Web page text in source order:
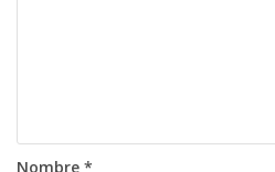
Nombre *